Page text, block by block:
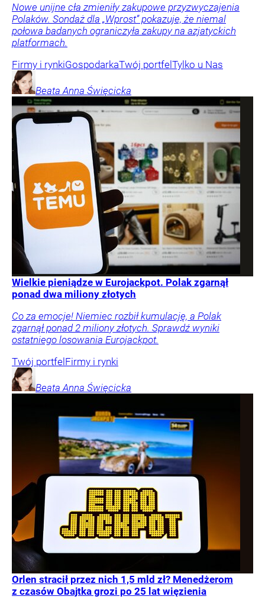
Nowe unijne cła zmieniły zakupowe przyzwyczajenia
Polaków. Sondaż dla „Wprost” pokazuje, że niemal
połowa badanych ograniczyła zakupy na azjatyckich
platformach.
Firmy i rynkiGospodarkaTwój portfelTylko u Nas
Beata Anna Święcicka
Wielkie pieniądze w Eurojackpot. Polak zgarnął
ponad dwa miliony złotych
Co za emocje! Niemiec rozbił kumulację, a Polak
zgarnął ponad 2 miliony złotych. Sprawdź wyniki
ostatniego losowania Eurojackpot.
Twój portfelFirmy i rynki
Beata Anna Święcicka
Orlen stracił przez nich 1,5 mld zł? Menedżerom
z czasów Obajtka grozi po 25 lat więzienia